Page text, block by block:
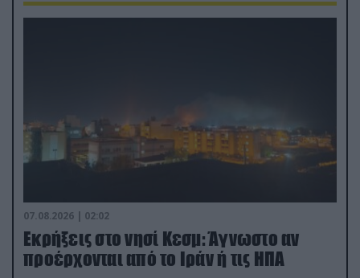
07.08.2026 | 02:02
Εκρήξεις στο νησί Κεσμ: Άγνωστο αν
προέρχονται από το Ιράν ή τις ΗΠΑ